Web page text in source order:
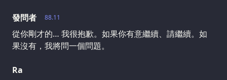
88.11
發問者
從你剛才的… 我很抱歉。如果你有意繼續、請繼續。如
果沒有，我將問一個問題。
Ra